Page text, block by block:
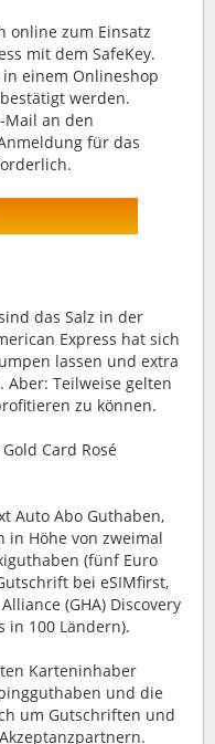
online zum Einsatz
mit dem SafeKey.
einem Onlineshop
werden.
Mail an den
für das
das Salz in der
Express hat sich
lassen und extra
Aber: Teilweise gelten
zu können.
Card Rosé
Auto Abo Guthaben,
in Höhe von zweimal
(fünf Euro
bei eSIMfirst,
(GHA) Discovery
in 100 Ländern).
Karteninhaber
und die
um Gutschriften und